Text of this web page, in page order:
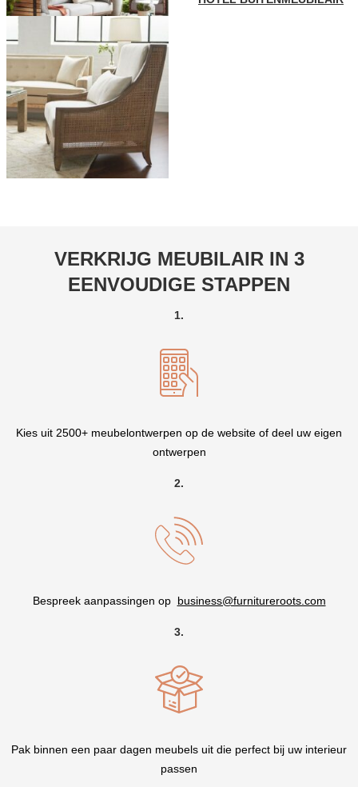
HOTEL LOBBY MEUBILAIR
VERKRIJG MEUBILAIR IN 3
EENVOUDIGE STAPPEN
1.
Kies uit 2500+ meubelontwerpen op de website of deel uw eigen
ontwerpen
2.
Bespreek aanpassingen op business@furnitureroots.com
3.
Pak binnen een paar dagen meubels uit die perfect bij uw interieur
passen